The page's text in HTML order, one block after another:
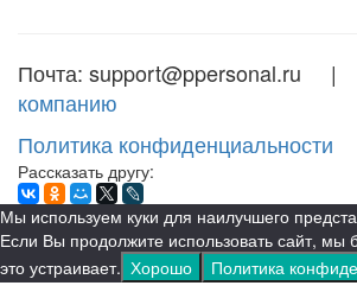
Почта: support@ppersonal.ru |
компанию
Политика конфиденциальности
Рассказать другу:
Мы используем куки для наилучшего
Если Вы продолжите использовать сайт, мы
это устраивает. Хорошо Политика